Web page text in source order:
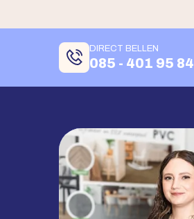
DIRECT BELLEN
085 - 401 95 84